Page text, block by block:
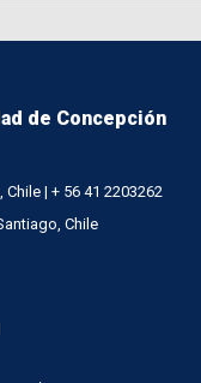
de Concepción
| + 56 41 2203262
Chile